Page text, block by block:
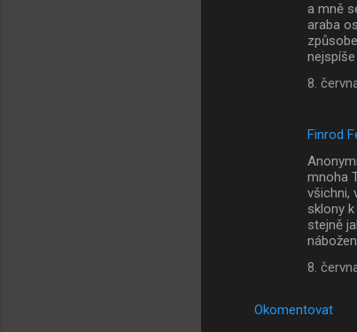
a mně
araba
8.
Finrod
mnoha
všichni,
sklony
stejně
8.
Okomentovat